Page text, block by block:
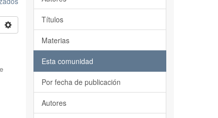
Títulos
Materias
Esta comunidad
Por fecha de publicación
Autores